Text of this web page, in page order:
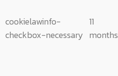
cookielawinfo-
checkbox-necessary
11
months